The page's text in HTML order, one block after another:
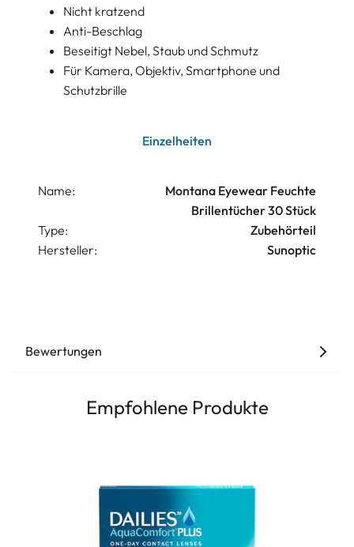
Nicht kratzend
Anti-Beschlag
Beseitigt Nebel, Staub und Schmutz
Für Kamera, Objektiv, Smartphone und
Schutzbrille
Einzelheiten
Name:
Montana Eyewear Feuchte
Brillentücher 30 Stück
Type:
Zubehörteil
Hersteller:
Sunoptic
Bewertungen
Empfohlene Produkte